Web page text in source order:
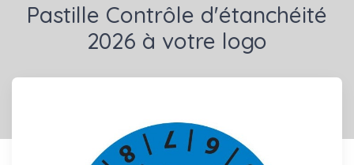
Pastille Contrôle d'étanchéité
2026 à votre logo